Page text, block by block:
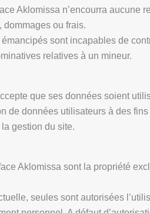
Aklomissa n’encourra aucune
dommages ou frais.
sont incapables de
relatives à un mineur.
que ses données soient
de données utilisateurs à des
gestion du site.
Aklomissa sont la propriété
seules sont autorisées